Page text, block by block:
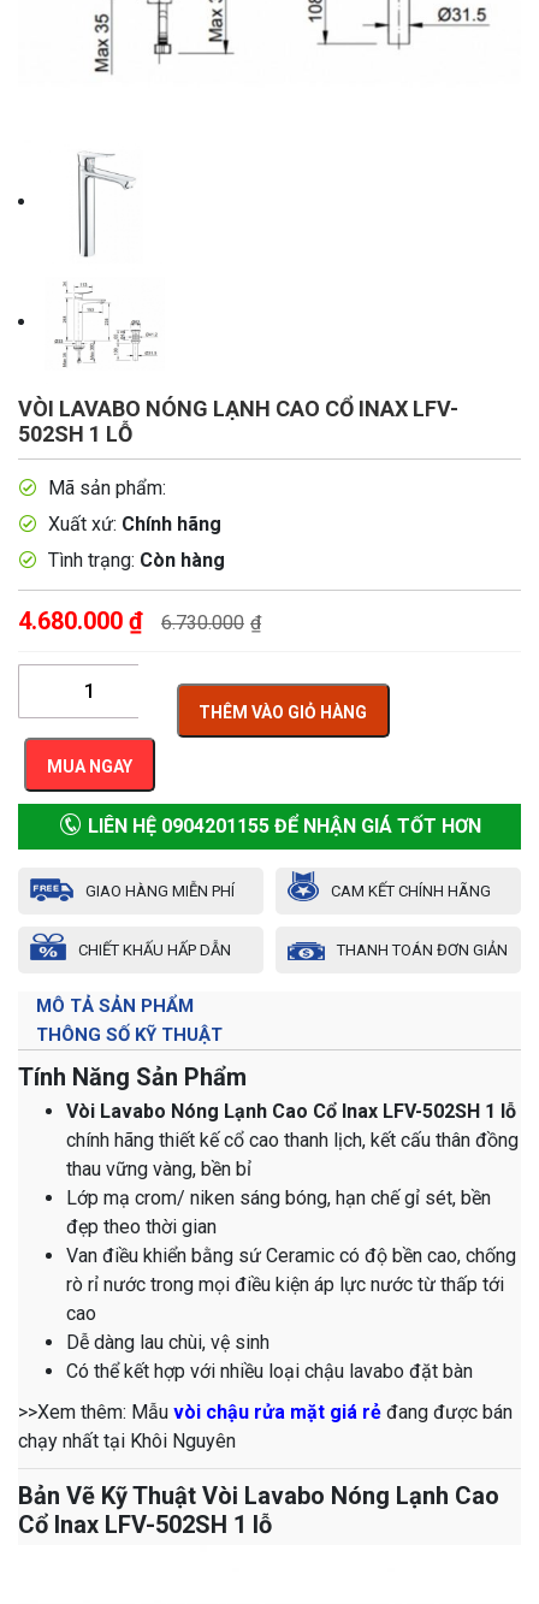
VÒI LAVABO NÓNG LẠNH CAO CỔ INAX LFV-
502SH 1 LỖ
Mã sản phẩm:
Xuất xứ: Chính hãng
Tình trạng: Còn hàng
4.680.000 ₫ 6.730.000 ₫
THÊM VÀO GIỎ HÀNG
MUA NGAY
LIÊN HỆ 0904201155 ĐỂ NHẬN GIÁ TỐT HƠN
GIAO HÀNG MIỄN PHÍ CAM KẾT CHÍNH HÃNG
CHIẾT KHẤU HẤP DẪN THANH TOÁN ĐƠN GIẢN
MÔ TẢ SẢN PHẨM
THÔNG SỐ KỸ THUẬT
Tính Năng Sản Phẩm
Vòi Lavabo Nóng Lạnh Cao Cổ Inax LFV-502SH 1 lỗ
chính hãng thiết kế cổ cao thanh lịch, kết cấu thân đồng
thau vững vàng, bền bỉ
Lớp mạ crom/ niken sáng bóng, hạn chế gỉ sét, bền
đẹp theo thời gian
Van điều khiển bằng sứ Ceramic có độ bền cao, chống
rò rỉ nước trong mọi điều kiện áp lực nước từ thấp tới
cao
Dễ dàng lau chùi, vệ sinh
Có thể kết hợp với nhiều loại chậu lavabo đặt bàn
>>Xem thêm: Mẫu vòi chậu rửa mặt giá rẻ đang được bán
chạy nhất tại Khôi Nguyên
Bản Vẽ Kỹ Thuật Vòi Lavabo Nóng Lạnh Cao
Cổ Inax LFV-502SH 1 lỗ